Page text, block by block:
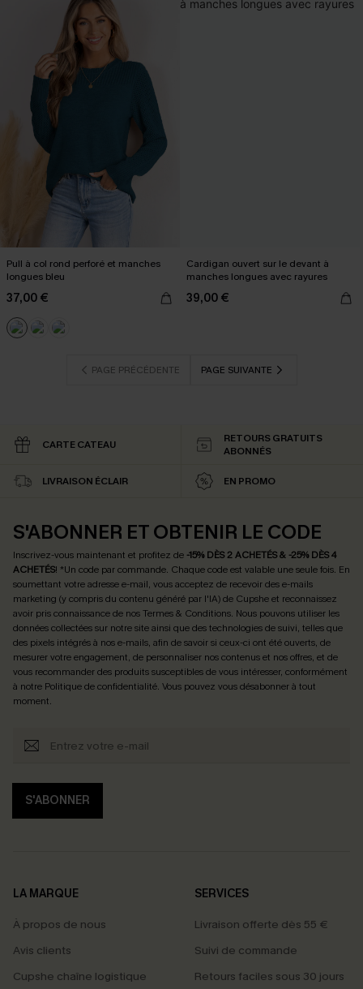
Pull à col rond perforé et manches
longues bleu
37,00 €
Cardigan ouvert sur le devant à
manches longues avec rayures
39,00 €
PAGE PRÉCÉDENTE PAGE SUIVANTE
CARTE CATEAU
RETOURS GRATUITS
ABONNÉS
LIVRAISON ÉCLAIR EN PROMO
S'ABONNER ET OBTENIR LE CODE
Inscrivez-vous maintenant et profitez de -15% DÈS 2 ACHETÉS & -25% DÈS 4
ACHETÉS! *Un code par commande. Chaque code est valable une seule fois. En
soumettant votre adresse e-mail, vous acceptez de recevoir des e-mails
marketing (y compris du contenu généré par l'IA) de Cupshe et reconnaissez
avoir pris connaissance de nosTermes & Conditions. Nous pouvons utiliser les
données collectées sur notre site ainsi que des technologies de suivi, telles que
des pixels intégrés à nos e-mails, afin de savoir si ceux-ci ont été ouverts, de
mesurer votre engagement, de personnaliser nos contenus et nos offres, et de
vous recommander des produits susceptibles de vous intéresser, conformément
à notre Politique de confidentialité. Vous pouvez vous désabonner à tout
moment.
S'ABONNER
LA MARQUE
À propos de nous
Avis clients
Cupshe chaîne logistique
SERVICES
Livraison offerte dès 55 €
Suivi de commande
Retours faciles sous 30 jours